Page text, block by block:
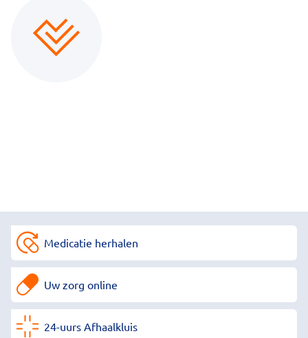
Medicatie herhalen
Uw zorg online
24-uurs Afhaalkluis